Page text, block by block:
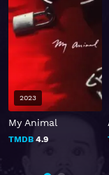
My Animal
TMDB 4.9
2023